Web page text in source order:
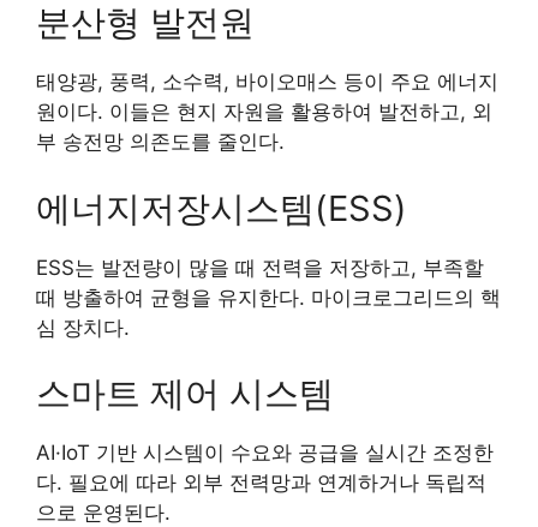
분산형 발전원
태양광, 풍력, 소수력, 바이오매스 등이 주요 에너지
원이다. 이들은 현지 자원을 활용하여 발전하고, 외
부 송전망 의존도를 줄인다.
에너지저장시스템(ESS)
ESS는 발전량이 많을 때 전력을 저장하고, 부족할
때 방출하여 균형을 유지한다. 마이크로그리드의 핵
심 장치다.
스마트 제어 시스템
AI·IoT 기반 시스템이 수요와 공급을 실시간 조정한
다. 필요에 따라 외부 전력망과 연계하거나 독립적
으로 운영된다.